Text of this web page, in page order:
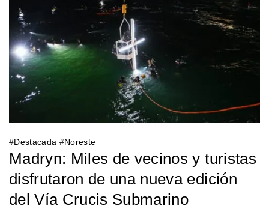
#Destacada #Noreste
Madryn: Miles de vecinos y turistas
disfrutaron de una nueva edición
del Vía Crucis Submarino